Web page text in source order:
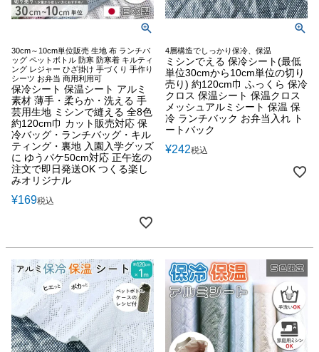
30cm～10cm単位販売 生地 布 ランチバ
ッグ ペットボトル 防寒 防寒着 キルティ
ング レジャー ひざ掛け 手づくり 手作り
シーツ お弁当 商用利用可
保冷シート 保温シート アルミ
素材 薄手・柔らか・洗える 手
芸用生地 ミシンで縫える 全8色
約120cm巾 カット販売対応 保
冷バッグ・ランチバッグ・キル
ティング・裏地 入園入学グッズ
に ゆうパケ50cm対応 正午迄の
注文で即日発送OK つくる楽し
みオリジナル
¥169税込
4層構造でしっかり保冷、保温
ミシンでえる 保冷シート(最低
単位30cmから10cm単位の切り
売り) 約120cm巾 ふっくら 保冷
クロス 保温シート 保温クロス
メッシュアルミシート 保温 保
冷 ランチバック お弁当入れ ト
ートバック
¥242税込